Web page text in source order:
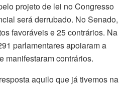
projeto de lei no Congresso
será derrubado. No Senado,
favoráveis e 25 contrários. Na
parlamentares apoiaram a
manifestaram contrários.
aquilo que já tivemos na